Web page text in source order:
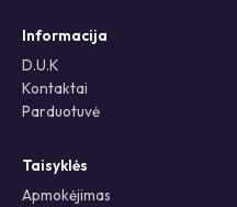
Informacija
D.U.K
Kontaktai
Parduotuvė
Taisyklės
Apmokėjimas